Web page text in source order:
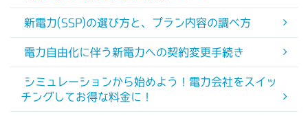
新電力(SSP)の選び方と、プラン内容の調べ方
電力自由化に伴う新電力への契約変更手続き
シミュレーションから始めよう！電力会社をスイッ
チングしてお得な料金に！